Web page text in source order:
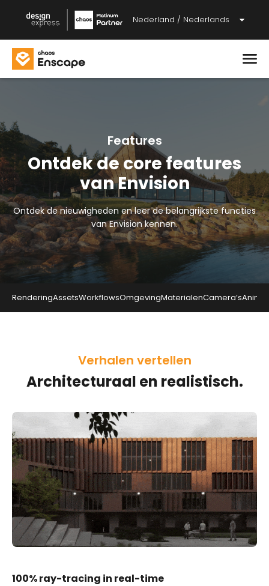
Nederland / Nederlands
Features
Ontdek de core features
van Envision
Ontdek de nieuwigheden en leer de belangrijkste functies
van Envision kennen.
RenderingAssetsWorkflowsOmgevingMaterialenCamera’s
Verhalen vertellen
Architecturaal en realistisch.
100% ray-tracing in real-time